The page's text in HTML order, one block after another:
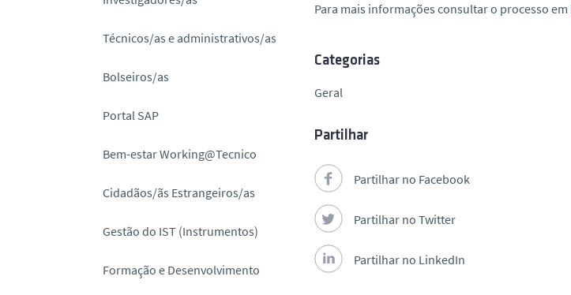
Técnicos/as e administrativos/as
Bolseiros/as
Portal SAP
Bem-estar Working@Tecnico
Cidadãos/ãs Estrangeiros/as
Gestão do IST (Instrumentos)
Formação e Desenvolvimento
Para mais informações consultar o processo em
Categorias
Geral
Partilhar
Partilhar no Facebook
Partilhar no Twitter
Partilhar no LinkedIn